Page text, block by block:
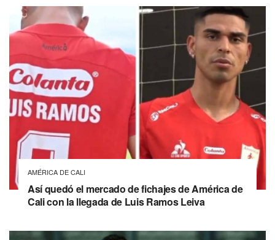
AMÉRICA DE CALI
Así quedó el mercado de fichajes de América de
Cali con la llegada de Luis Ramos Leiva